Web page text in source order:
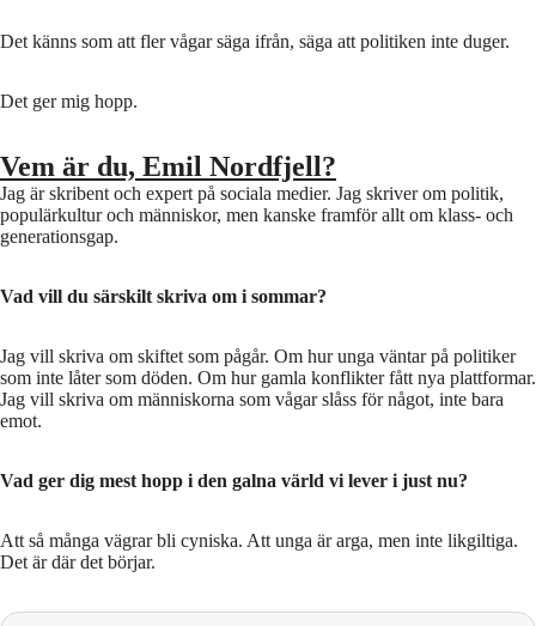
Det känns som att fler vågar säga ifrån, säga att politiken inte duger.
Det ger mig hopp.
Vem är du, Emil Nordfjell?
Jag är skribent och expert på sociala medier. Jag skriver om politik,
populärkultur och människor, men kanske framför allt om klass- och
generationsgap.
Vad vill du särskilt skriva om i sommar?
Jag vill skriva om skiftet som pågår. Om hur unga väntar på politiker
som inte låter som döden. Om hur gamla konflikter fått nya plattformar.
Jag vill skriva om människorna som vågar slåss för något, inte bara
emot.
Vad ger dig mest hopp i den galna värld vi lever i just nu?
Att så många vägrar bli cyniska. Att unga är arga, men inte likgiltiga.
Det är där det börjar.